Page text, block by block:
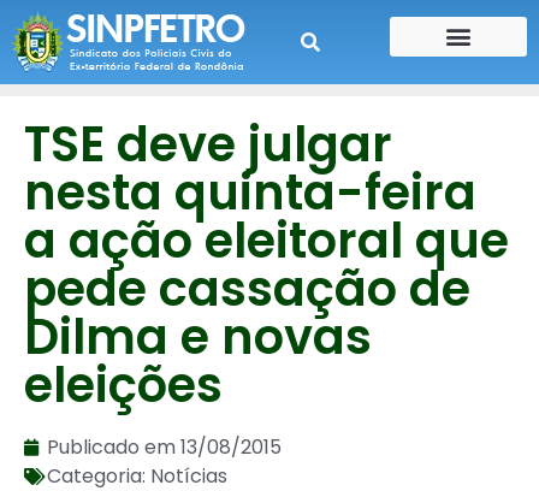
TSE deve julgar
nesta quinta-feira
a ação eleitoral que
pede cassação de
Dilma e novas
eleições
Publicado em13/08/2015
Categoria: Notícias